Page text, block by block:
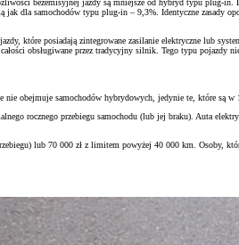
bezemisyjnej jazdy są mniejsze od hybryd typu plug-
dla samochodów typu plug-in – 9,3%. Identyczne zasady
które posiadają zintegrowane zasilanie elektryczne lub
obsługiwane przez tradycyjny silnik. Tego typu
obejmuje samochodów hybrydowych, jedynie te, które są
rocznego przebiegu samochodu (lub jej braku). Auta
lub 70 000 zł z limitem powyżej 40 000 km. Osoby,